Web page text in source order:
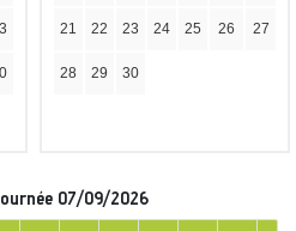
21 22 23 24 25 26 27
28 29 30
07/09/2026